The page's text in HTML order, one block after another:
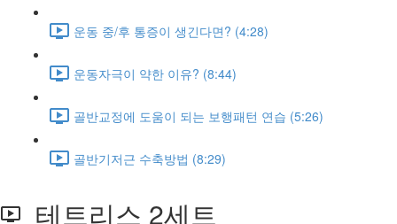
운동 중/후 통증이 생긴다면? (4:28)
운동자극이 약한 이유? (8:44)
골반교정에 도움이 되는 보행패턴 연습 (5:26)
골반기저근 수축방법 (8:29)
테트리스 2세트